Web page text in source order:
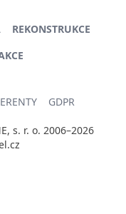
REKONSTRUKCE
GDPR
s. r. o. 2006–2026